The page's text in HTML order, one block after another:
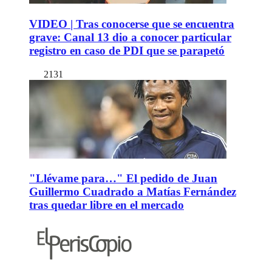
VIDEO | Tras conocerse que se encuentra
grave: Canal 13 dio a conocer particular
registro en caso de PDI que se parapetó
2131
"Llévame para…" El pedido de Juan
Guillermo Cuadrado a Matías Fernández
tras quedar libre en el mercado